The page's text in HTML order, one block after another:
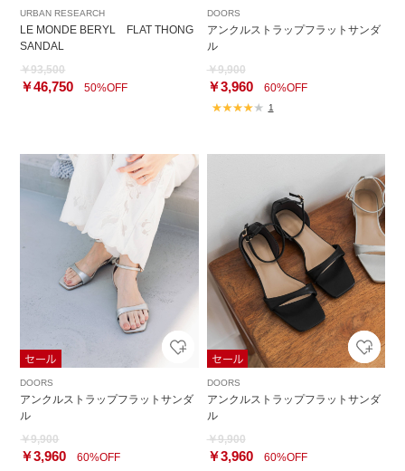
URBAN RESEARCH
LE MONDE BERYL FLAT THONG
SANDAL
￥93,500
￥46,750 50%OFF
DOORS
アンクルストラップフラットサンダ
ル
￥9,900
￥3,96060%OFF
1
DOORS
アンクルストラップフラットサンダ
ル
￥9,900
￥3,960 60%OFF
DOORS
アンクルストラップフラットサンダ
ル
￥9,900
￥3,96060%OFF